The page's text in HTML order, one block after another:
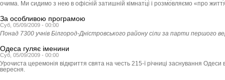
очима. Ми сидимо з нею в офісній затишній кімнатці і розмовляємо «про
За особливою програмою
Суб, 05/09/2009 - 00:00
Понад 7300 учнів Білгород-Дністровського району сіли за парти першого
Одеса гуляє іменини
Суб, 05/09/2009 - 00:00
Урочиста церемонія відкриття свята на честь 215-ї річниці заснування Одеси
вересня.